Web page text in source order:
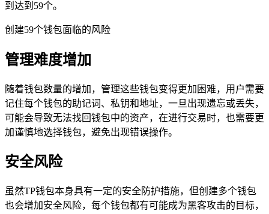
到达到59个。
创建59个钱包面临的风险
管理难度增加
随着钱包数量的增加，管理这些钱包变得更加困难，用户需要
记住每个钱包的助记词、私钥和地址，一旦出现遗忘或丢失，
可能会导致无法找回钱包中的资产，在进行交易时，也需要更
加谨慎地选择钱包，避免出现错误操作。
安全风险
虽然TP钱包本身具有一定的安全防护措施，但创建多个钱包
也会增加安全风险，每个钱包都有可能成为黑客攻击的目标，